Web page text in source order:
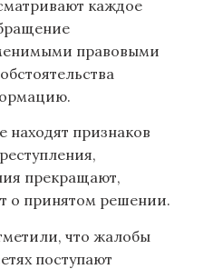
каждое
правовыми
находят признаков
прекращают,
о принятом решении.
что жалобы
поступают